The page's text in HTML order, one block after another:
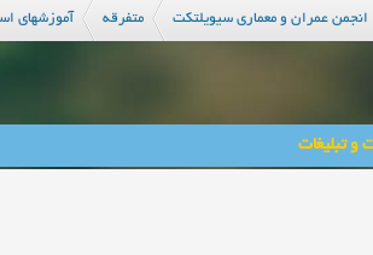
انجمن عمران و معماری سیویلتکت متفرقه آموزشهای
و تبلیغات